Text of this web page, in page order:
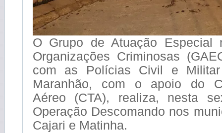
O Grupo de Atuação Especial
Organizações Criminosas
com as Polícias Civil e
Maranhão, com o apoio do
Aéreo (CTA), realiza, nesta
Operação Descomando nos
Cajari e Matinha.